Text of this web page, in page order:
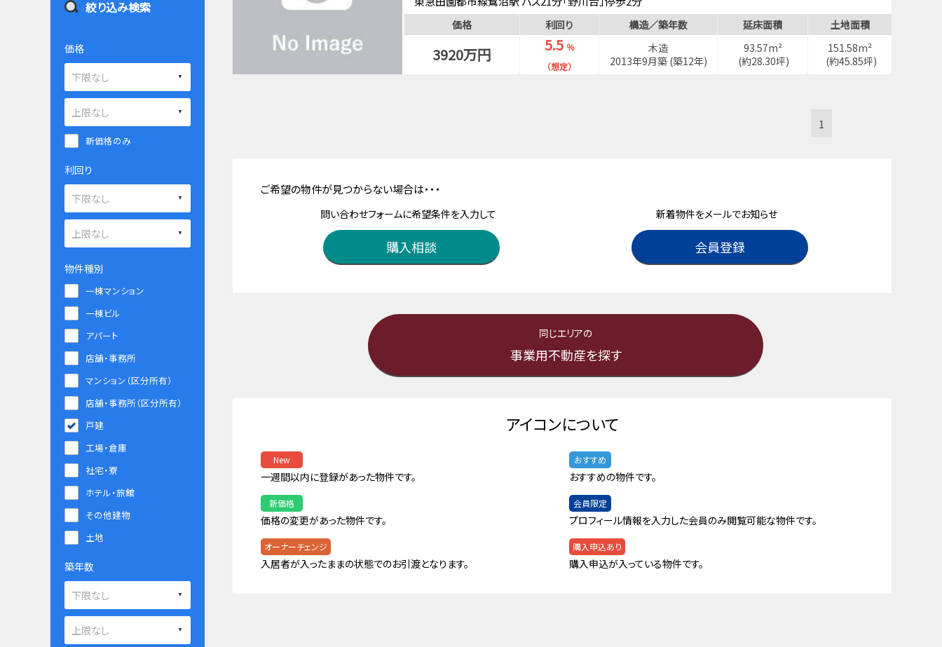
東急田園都市線梶が谷駅 バス19分「野川台」停歩3分
南武線武蔵中原駅 バス23分「野川台」停歩3分
価格 利回り 構造／築年数 延床面積 土地面積
3920万円 5.5 ％
（想定）
木造
2013年9月築 (築12年)
93.57m²
(約28.30坪)
151.58m²
(約45.85坪)
1
ご希望の物件が見つからない場合は・・・
問い合わせフォームに希望条件を入力して
購入相談
新着物件をメールでお知らせ
会員登録
同じエリアの
事業用不動産を探す
アイコンについて
New
一週間以内に登録があった物件です。
おすすめ
おすすめの物件です。
新価格
価格の変更があった物件です。
会員限定
プロフィール情報を入力した会員のみ閲覧可能な物件です。
オーナーチェンジ
入居者が入ったままの状態でのお引渡となります。
購入申込あり
購入申込が入っている物件です。
絞り込み検索
価格
新価格のみ
利回り
物件種別
一棟マンション
一棟ビル
アパート
店舗・事務所
マンション（区分所有）
店舗・事務所（区分所有）
戸建
工場・倉庫
社宅・寮
ホテル・旅館
その他建物
土地
築年数